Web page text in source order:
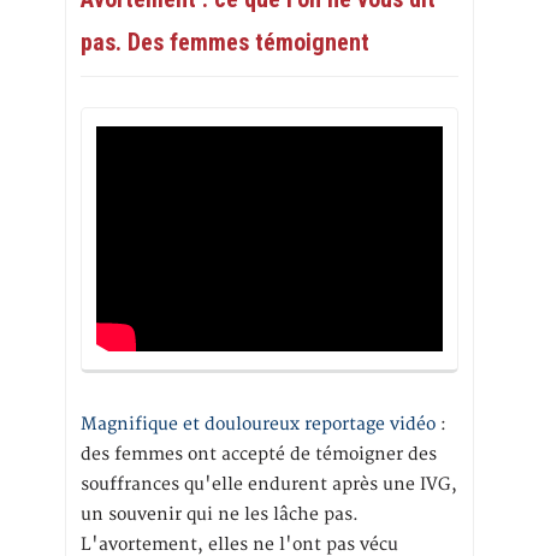
pas. Des femmes témoignent
Magnifique et douloureux reportage vidéo :
des femmes ont accepté de témoigner des
souffrances qu'elle endurent après une IVG,
un souvenir qui ne les lâche pas.
L'avortement, elles ne l'ont pas vécu